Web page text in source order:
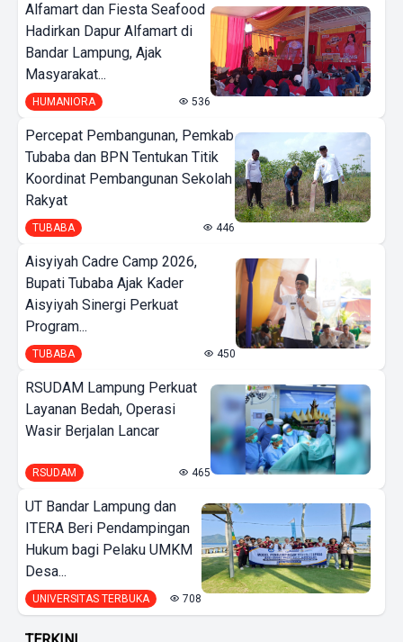
Alfamart dan Fiesta Seafood
Hadirkan Dapur Alfamart di
Bandar Lampung, Ajak
Masyarakat...
HUMANIORA 536
Percepat Pembangunan, Pemkab
Tubaba dan BPN Tentukan Titik
Koordinat Pembangunan Sekolah
Rakyat
TUBABA 446
Aisyiyah Cadre Camp 2026,
Bupati Tubaba Ajak Kader
Aisyiyah Sinergi Perkuat
Program...
TUBABA 450
RSUDAM Lampung Perkuat
Layanan Bedah, Operasi
Wasir Berjalan Lancar
RSUDAM 465
UT Bandar Lampung dan
ITERA Beri Pendampingan
Hukum bagi Pelaku UMKM
Desa...
UNIVERSITAS TERBUKA 708